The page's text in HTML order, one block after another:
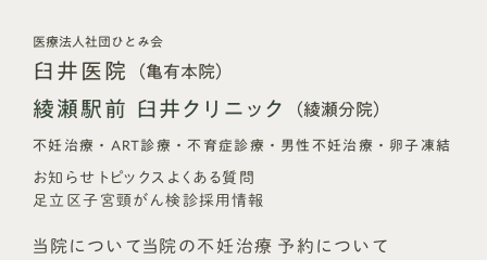
医療法人社団ひとみ会
臼井医院 （亀有本院）
綾瀬駅前 臼井クリニック （綾瀬分院）
不妊治療・ART診療・不育症診療・男性不妊治療・卵子凍結
お知らせ トピックス よくある質問
足立区子宮頸がん検診採用情報
当院について当院の不妊治療 予約について